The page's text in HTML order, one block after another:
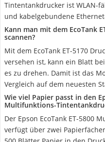
Tintentankdrucker ist WLAN-
und kabelgebundene
Kann man mit dem EcoTank
scannen?
Mit dem EcoTank ET-5170
versehen ist, kann ein Blatt
es zu drehen. Damit ist das
Vergleich auf dem neuesten
Wie viel Papier passt in den
Multifunktions-
Der Epson EcoTank ET-5800
verfügt über zwei